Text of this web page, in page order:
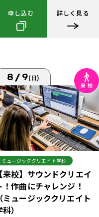
申し込む 詳しく見る
8/9(日)
ミュージッククリエイト学科
【来校】サウンドクリエイ
！作曲にチャレンジ！
（ミュージッククリエイト
）